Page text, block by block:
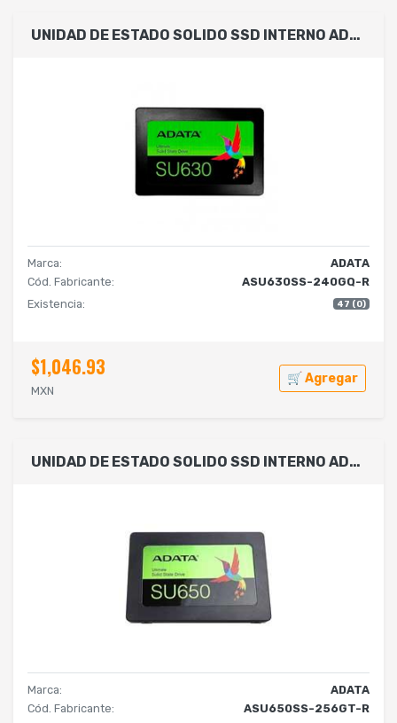
UNIDAD DE ESTADO SOLIDO SSD INTERNO ADATA SU630 240GB 2.5 SATA3 LECT.520 ESCRIT.450 MBS 7MM PC LAPTOP MINIPC SIN BRACKET 3DNAND ASU630SS-240GQ-R
Marca:
ADATA
Cód. Fabricante:
ASU630SS-240GQ-R
Existencia:
47 (0)
$1,046.93
MXN
🛒 Agregar
UNIDAD DE ESTADO SOLIDO SSD INTERNO ADATA SU650 256GB 2.5 SATA3 LECT. 520 ESCRIT. 450 MBS 7MM PC LAPTOP MINIPC SIN BRACKET 3DNAND ASU650SS-256GT-R
Marca:
ADATA
Cód. Fabricante:
ASU650SS-256GT-R